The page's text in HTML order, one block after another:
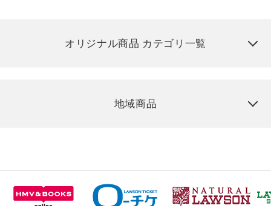
オリジナル商品 カテゴリ一覧
地域商品